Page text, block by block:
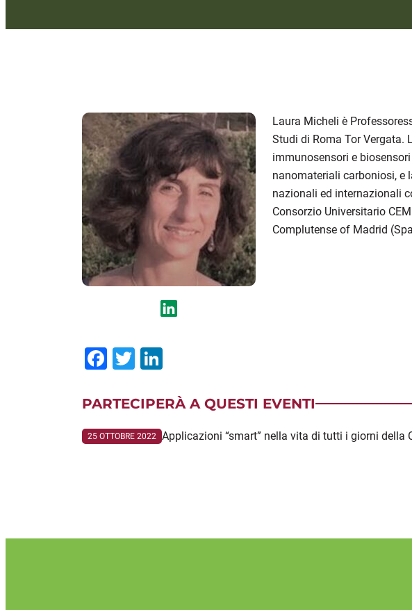
Laura Micheli è
Studi di Roma Tor Vergata.
immunosensori e
nanomateriali carboniosi, e
nazionali ed internazionali
Consorzio Universitario
Complutense of Madrid
Facebook
Twitter
PARTECIPERÀ A QUESTI EVENTI
25 OTTOBRE 2022 Applicazioni “smart” nella vita di tutti i giorni della